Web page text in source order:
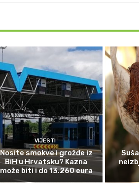
VIJESTI
Nosite smokve i grožđe iz
BiH u Hrvatsku? Kazna
može biti i do 13.260 eura